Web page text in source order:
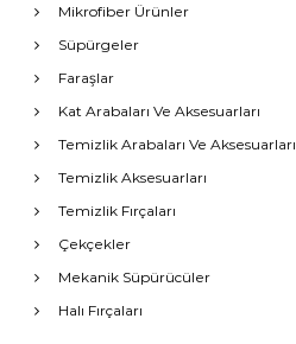
Mikrofiber Ürünler
Süpürgeler
Faraşlar
Kat Arabaları Ve Aksesuarları
Temizlik Arabaları Ve Aksesuarları
Temizlik Aksesuarları
Temizlik Fırçaları
Çekçekler
Mekanik Süpürücüler
Halı Fırçaları